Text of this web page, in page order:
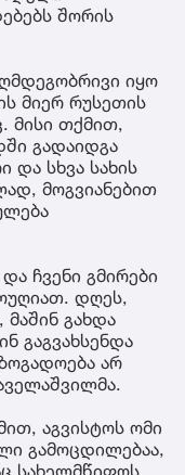
შორის
იყო
მიერ რუსეთის
მისი თქმით,
გადაიდგა
და სხვა სახის
მოგვიანებით
ჩვენი გმირები
დღეს,
გახდა
გაგვახსენდა
არ
აგვისტოს ომი
გამოცდილებაა,
სახელმწიფოს